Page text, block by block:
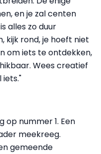
en je zal centen
alles zo duur
kijk rond, je hoeft niet
om iets te ontdekken,
Wees creatief
op nummer 1. Een
meekreeg.
gemeende